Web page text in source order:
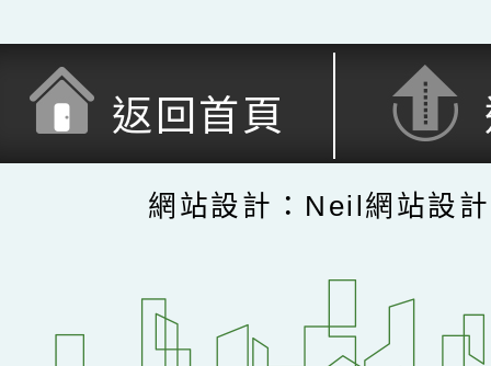
返回首頁
網站設計：Neil網站設